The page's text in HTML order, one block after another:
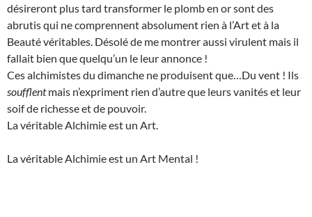
désireront plus tard transformer le plomb en or sont des
abrutis qui ne comprennent absolument rien à l’Art et à la
Beauté véritables. Désolé de me montrer aussi virulent mais il
fallait bien que quelqu’un le leur annonce !
Ces alchimistes du dimanche ne produisent que…Du vent ! Ils
soufflentmais n’expriment rien d’autre que leurs vanités et leur
soif de richesse et de pouvoir.
La véritable Alchimie est un Art.
La véritable Alchimie est un Art Mental !